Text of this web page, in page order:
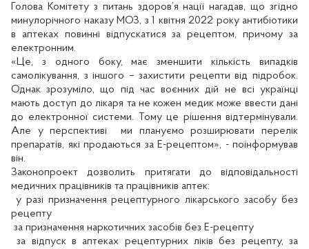
Голова Комітету з питань здоров’я нації нагадав, що згідно
минулорічного наказу МОЗ, з 1 квітня 2022 року антибіотики
в аптеках повинні відпускатися за рецептом, причому за
електронним.
«Це, з одного боку, має зменшити кількість випадків
самолікування, з іншого – захистити рецепти від підробок.
Однак зрозуміло, що під час воєнних дій не всі українці
мають доступ до лікаря та не кожен медик може ввести дані
до електронної системи. Тому це рішення відтермінували.
Але у перспективі
ми плануємо розширювати перелік
препаратів, які продаються за Е-рецептом», - поінформував
він.
Законопроект дозволить притягати до відповідальності
медичних працівників та працівників аптек:
у разі призначення рецептурного лікарського засобу без
рецепту
за призначення наркотичних засобів без Е-рецепту
за відпуск в аптеках рецептурних ліків без рецепту, за